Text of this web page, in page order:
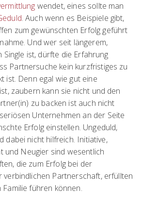
wendet, eines sollte man
. Auch wenn es Beispiele gibt,
zum gewünschten Erfolg geführt
Und wer seit längerem,
Single ist, dürfte die Erfahrung
Partnersuche kein kurzfristiges zu
ist. Denn egal wie gut eine
zaubern kann sie nicht und den
zu backen ist auch nicht
Unternehmen an der Seite
Erfolg einstellen. Ungeduld,
dabei nicht hilfreich. Initiative,
und Neugier sind wesentlich
die zum Erfolg bei der
verbindlichen Partnerschaft, erfüllten
Familie führen können.